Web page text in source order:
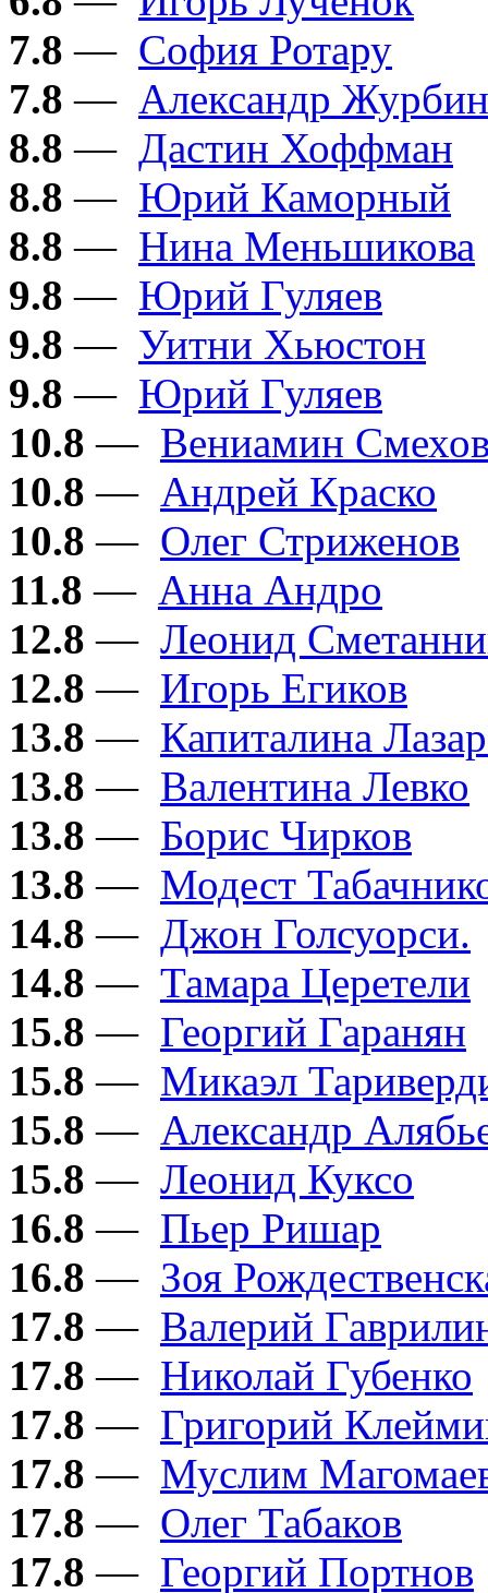
7.8 — София Ротару
7.8 — Александр Журбин
8.8 — Дастин Хоффман
8.8 — Юрий Каморный
8.8 — Нина Меньшикова
9.8 — Юрий Гуляев
9.8 — Уитни Хьюстон
9.8 — Юрий Гуляев
10.8 — Вениамин
10.8 — Андрей Краско
10.8 — Олег Стриженов
11.8 — Анна Андро
12.8 — Леонид
12.8 — Игорь Егиков
13.8 — Капиталина
13.8 — Валентина Левко
13.8 — Борис Чирков
13.8 — Модест
14.8 — Джон Голсуорси.
14.8 — Тамара Церетели
15.8 — Георгий Гаранян
15.8 — Микаэл
15.8 — Александр
15.8 — Леонид Куксо
16.8 — Пьер Ришар
16.8 — Зоя
17.8 — Валерий
17.8 — Николай Губенко
17.8 — Григорий
17.8 — Муслим
17.8 — Олег Табаков
17.8 — Георгий Портнов